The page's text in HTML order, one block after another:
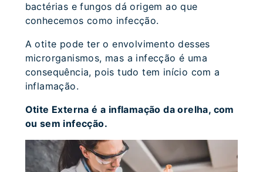
bactérias e fungos dá origem ao que
conhecemos como infecção.
A otite pode ter o envolvimento desses
microrganismos, mas a infecção é uma
consequência, pois tudo tem início com a
inflamação.
Otite Externa é a inflamação da orelha, com
ou sem infecção.